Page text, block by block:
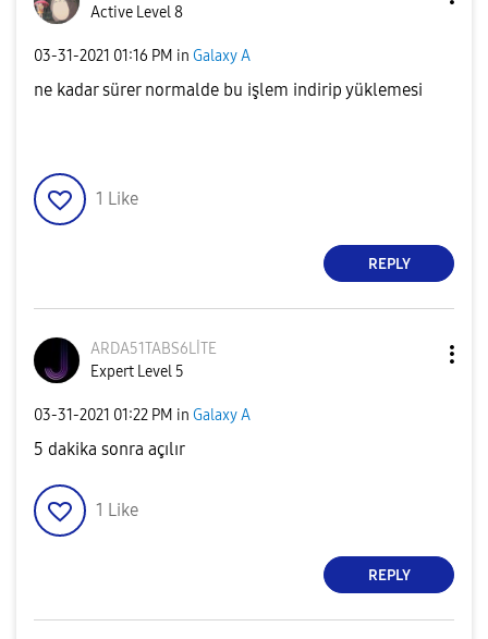
Active Level 8
‎03-31-2021 01:16 PM in Galaxy A
ne kadar sürer normalde bu işlem indirip yüklemesi
1 Like
REPLY
ARDA51TABS6LİTE
Expert Level 5
‎03-31-2021 01:22 PM in Galaxy A
5 dakika sonra açılır
1 Like
REPLY